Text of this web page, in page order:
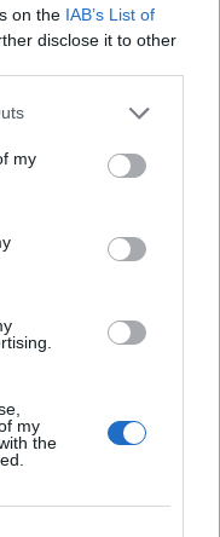
on the IAB’s List of
disclose it to other
my
my
the
ζήτημα των πινακίδων
- Τέλος στις
Mobility
και Novibet
τους μέχρι το